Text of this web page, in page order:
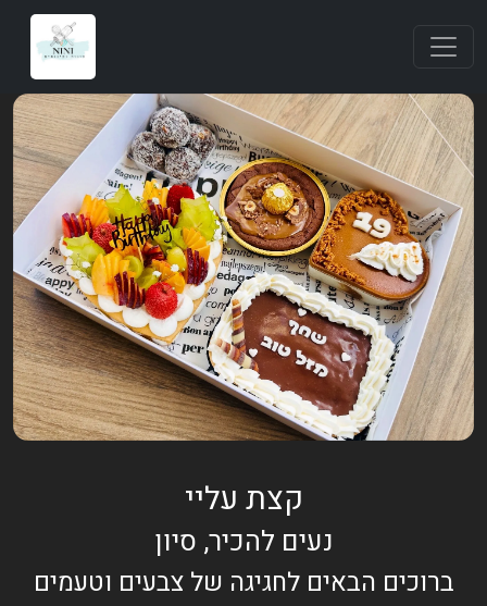
קצת עליי
נעים להכיר, סיון
ברוכים הבאים לחגיגה של צבעים וטעמים